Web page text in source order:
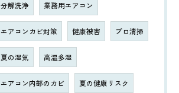
分解洗浄 業務用エアコン
エアコンカビ対策 健康被害 プロ清掃
夏の湿気 高温多湿
エアコン内部のカビ 夏の健康リスク